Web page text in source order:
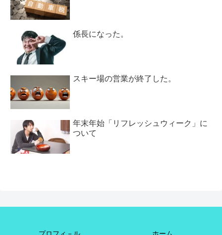
係長になった。
スキー場の営業が終了した。
年末年始「リフレッシュウィーク」に
ついて